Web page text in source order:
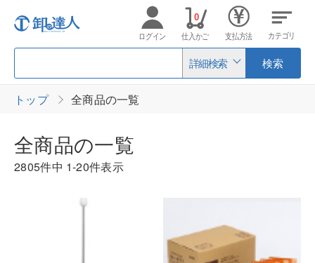
詳細検索 検索
ログイン 仕入かご
0
支払方法 カテゴリ
トップ 全商品の一覧
全商品の一覧
2805件中 1-20件表示